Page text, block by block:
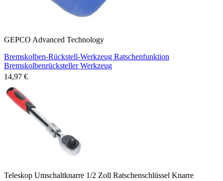
GEPCO Advanced Technology
Bremskolben-Rückstell-Werkzeug Ratschenfunktion
Bremskolbenrücksteller Werkzeug
14,97 €
Teleskop Umschaltknarre 1/2 Zoll Ratschenschlüssel Knarre